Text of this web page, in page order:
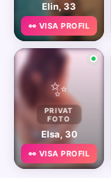
Elin, 33
👀 VISA PROFIL
✨
PRIVAT
FOTO
Elsa, 30
👀 VISA PROFIL